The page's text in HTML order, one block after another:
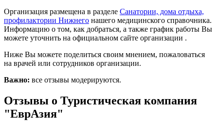
Организация размещена в разделе Санатории, дома отдыха,
профилактории Нижнего нашего медицинского справочника.
Информацию о том, как добраться, а также график работы Вы
можете уточнить на официальном сайте организации .
Ниже Вы можете поделиться своим мнением, пожаловаться
на врачей или сотрудников организации.
Важно: все отзывы модерируются.
Отзывы о Туристическая компания
"ЕврАзия"